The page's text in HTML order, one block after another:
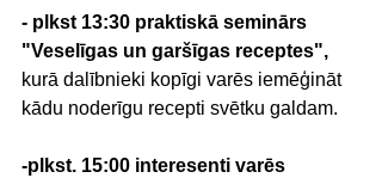
- plkst 13:30 praktiskā seminārs
"Veselīgas un garšīgas receptes",
kurā dalībnieki kopīgi varēs iemēģināt
kādu noderīgu recepti svētku galdam.
-plkst. 15:00 interesenti varēs